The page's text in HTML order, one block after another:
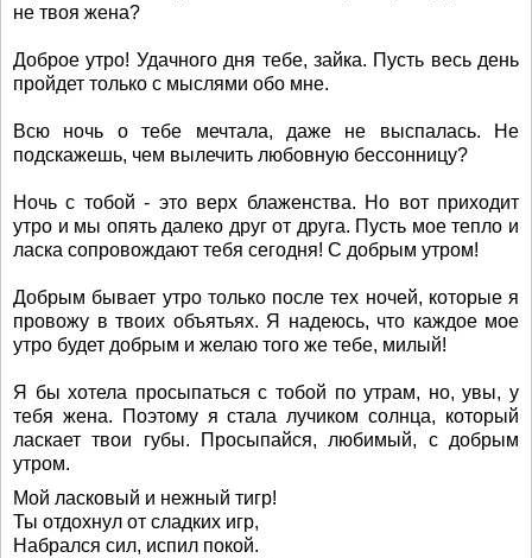
не твоя жена?
Доброе утро! Удачного дня тебе, зайка. Пусть весь день
пройдет только с мыслями обо мне.
Всю ночь о тебе мечтала, даже не выспалась. Не
подскажешь, чем вылечить любовную бессонницу?
Ночь с тобой - это верх блаженства. Но вот приходит
утро и мы опять далеко друг от друга. Пусть мое тепло и
ласка сопровождают тебя сегодня! С добрым утром!
Добрым бывает утро только после тех ночей, которые я
провожу в твоих объятьях. Я надеюсь, что каждое мое
утро будет добрым и желаю того же тебе, милый!
Я бы хотела просыпаться с тобой по утрам, но, увы, у
тебя жена. Поэтому я стала лучиком солнца, который
ласкает твои губы. Просыпайся, любимый, с добрым
утром.
Мой ласковый и нежный тигр!
Ты отдохнул от сладких игр,
Набрался сил, испил покой.